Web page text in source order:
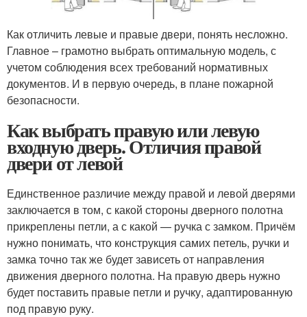
Как отличить левые и правые двери, понять несложно.
Главное – грамотно выбрать оптимальную модель, с
учетом соблюдения всех требований нормативных
документов. И в первую очередь, в плане пожарной
безопасности.
Как выбрать правую или левую
входную дверь. Отличия правой
двери от левой
Единственное различие между правой и левой дверями
заключается в том, с какой стороны дверного полотна
прикреплены петли, а с какой — ручка с замком. Причём
нужно понимать, что конструкция самих петель, ручки и
замка точно так же будет зависеть от направления
движения дверного полотна. На правую дверь нужно
будет поставить правые петли и ручку, адаптированную
под правую руку.